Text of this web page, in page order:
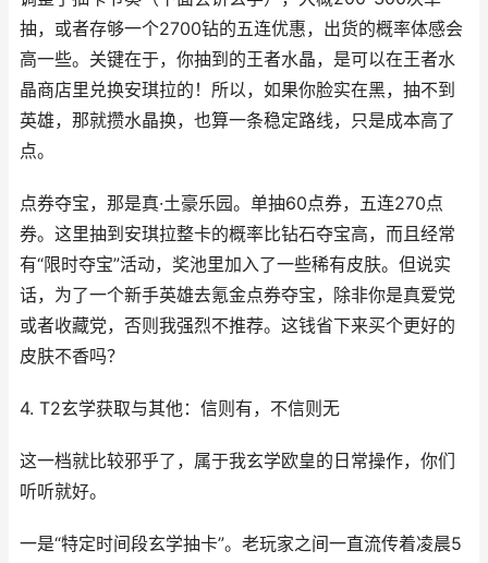
抽，或者存够一个2700钻的五连优惠，出货的概率体感会
高一些。关键在于，你抽到的王者水晶，是可以在王者水
晶商店里兑换安琪拉的！所以，如果你脸实在黑，抽不到
英雄，那就攒水晶换，也算一条稳定路线，只是成本高了
点。
点券夺宝，那是真·土豪乐园。单抽60点券，五连270点
券。这里抽到安琪拉整卡的概率比钻石夺宝高，而且经常
有“限时夺宝”活动，奖池里加入了一些稀有皮肤。但说实
话，为了一个新手英雄去氪金点券夺宝，除非你是真爱党
或者收藏党，否则我强烈不推荐。这钱省下来买个更好的
皮肤不香吗？
4. T2玄学获取与其他：信则有，不信则无
这一档就比较邪乎了，属于我玄学欧皇的日常操作，你们
听听就好。
一是“特定时间段玄学抽卡”。老玩家之间一直流传着凌晨5